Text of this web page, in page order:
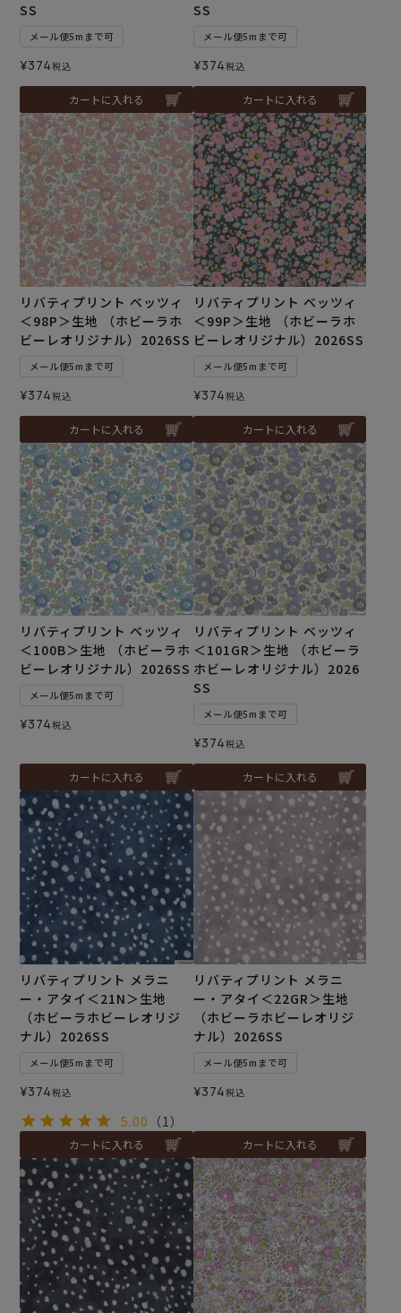
SS
メール便5mまで可
¥374税込
カートに入れる
SS
メール便5mまで可
¥374税込
カートに入れる
リバティプリント ベッツィ
＜98P＞生地 （ホビーラホ
ビーレオリジナル）2026SS
メール便5mまで可
¥374税込
カートに入れる
リバティプリント ベッツィ
＜99P＞生地 （ホビーラホ
ビーレオリジナル）2026SS
メール便5mまで可
¥374税込
カートに入れる
リバティプリント ベッツィ
＜100B＞生地 （ホビーラホ
ビーレオリジナル）2026SS
メール便5mまで可
¥374税込
カートに入れる
リバティプリント ベッツィ
＜101GR＞生地 （ホビーラ
ホビーレオリジナル）2026
SS
メール便5mまで可
¥374税込
カートに入れる
リバティプリント メラニ
ー・アタイ＜21N＞生地
（ホビーラホビーレオリジ
ナル）2026SS
メール便5mまで可
¥374税込
5.00 （1）
カートに入れる
リバティプリント メラニ
ー・アタイ＜22GR＞生地
（ホビーラホビーレオリジ
ナル）2026SS
メール便5mまで可
¥374税込
カートに入れる